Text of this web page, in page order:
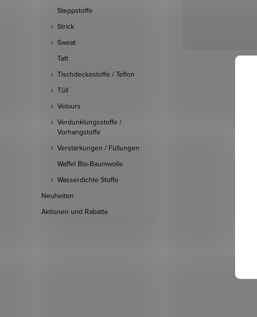
Steppstoffe
Strick
Sweat
Taft
Tischdeckestoffe / Teflon
Tüll
Velours
Verdunklungsstoffe /
Vorhangstoffe
Verstärkungen / Füllungen
Waffel Bio-Baumwolle
Wasserdichte Stoffe
Neuheiten
Aktionen und Rabatte